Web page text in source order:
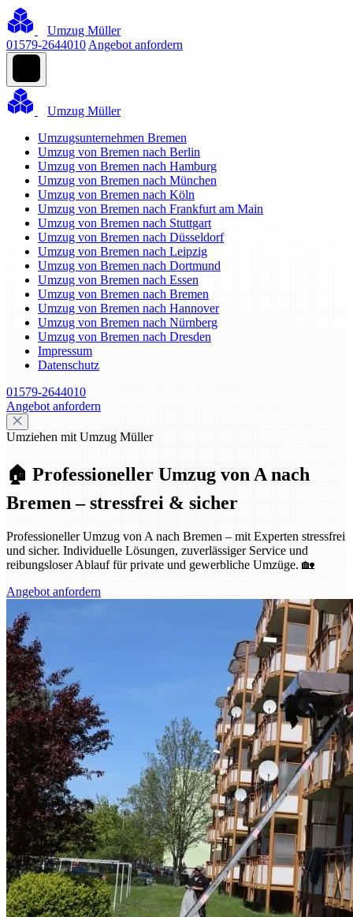
Umzug Müller
01579-2644010 Angebot anfordern
Umzug Müller
Umzugsunternehmen Bremen
Umzug von Bremen nach Berlin
Umzug von Bremen nach Hamburg
Umzug von Bremen nach München
Umzug von Bremen nach Köln
Umzug von Bremen nach Frankfurt am Main
Umzug von Bremen nach Stuttgart
Umzug von Bremen nach Düsseldorf
Umzug von Bremen nach Leipzig
Umzug von Bremen nach Dortmund
Umzug von Bremen nach Essen
Umzug von Bremen nach Bremen
Umzug von Bremen nach Hannover
Umzug von Bremen nach Nürnberg
Umzug von Bremen nach Dresden
Impressum
Datenschutz
01579-2644010
Angebot anfordern
Umziehen mit Umzug Müller
🏠 Professioneller Umzug von A nach
Bremen – stressfrei & sicher
Professioneller Umzug von A nach Bremen – mit Experten stressfrei
und sicher. Individuelle Lösungen, zuverlässiger Service und
reibungsloser Ablauf für private und gewerbliche Umzüge. 🏡
Angebot anfordern